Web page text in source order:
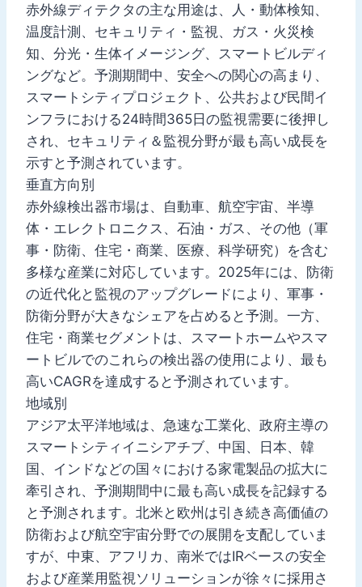
赤外線ディテクタの主な用途は、人・動体検知、
温度計測、セキュリティ・監視、ガス・火災検
知、分光・生体イメージング、スマートビルディ
ングなど。予測期間中、安全への関心の高まり、
スマートシティプロジェクト、公共および民間イ
ンフラにおける24時間365日の監視需要に後押し
され、セキュリティ＆監視分野が最も高い成長を
示すと予測されています。
垂直方向別
赤外線検出器市場は、自動車、航空宇宙、半導
体・エレクトロニクス、石油・ガス、その他（軍
事・防衛、住宅・商業、医療、科学研究）を含む
多様な産業に対応しています。2025年には、防衛
の近代化と監視のアップグレードにより、軍事・
防衛分野が大きなシェアを占めると予測。一方、
住宅・商業セグメントは、スマートホームやスマ
ートビルでのこれらの検出器の使用により、最も
高いCAGRを達成すると予測されています。
地域別
アジア太平洋地域は、急速な工業化、政府主導の
スマートシティイニシアチブ、中国、日本、韓
国、インドなどの国々における家電製品の拡大に
牽引され、予測期間中に最も高い成長を記録する
と予測されます。北米と欧州は引き続き高価値の
防衛および航空宇宙分野での展開を支配していま
すが、中東、アフリカ、南米ではIRベースの安全
および産業用監視ソリューションが徐々に採用さ